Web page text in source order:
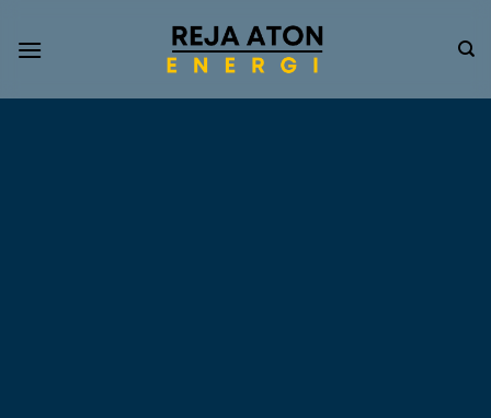
Informasi